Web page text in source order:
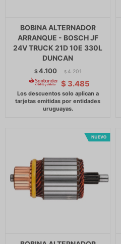
BOBINA ALTERNADOR
ARRANQUE - BOSCH JF
24V TRUCK 21D 10E 330L
DUNCAN
$4.100 $ 4.201
$ 3.485